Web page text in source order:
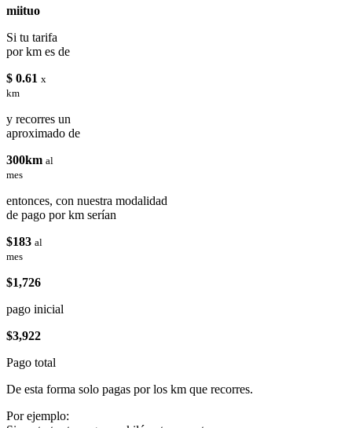
miituo
Si tu tarifa
por km es de
$ 0.61 x
km
y recorres un
aproximado de
300km al
mes
entonces, con nuestra modalidad
de pago por km serían
$183 al
mes
$1,726
pago inicial
$3,922
Pago total
De esta forma solo pagas por los km que recorres.
Por ejemplo: